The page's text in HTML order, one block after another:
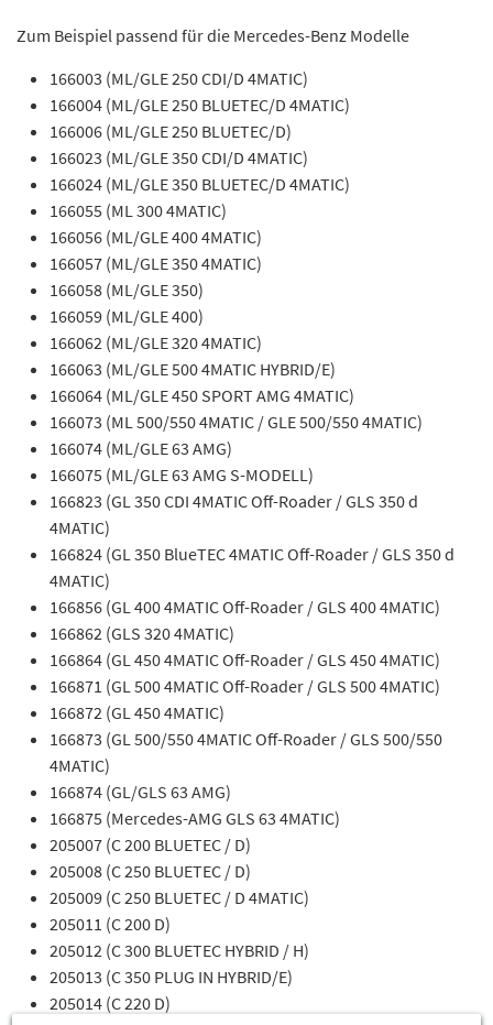
Zum Beispiel passend für die Mercedes-Benz Modelle
166003 (ML/GLE 250 CDI/D 4MATIC)
166004 (ML/GLE 250 BLUETEC/D 4MATIC)
166006 (ML/GLE 250 BLUETEC/D)
166023 (ML/GLE 350 CDI/D 4MATIC)
166024 (ML/GLE 350 BLUETEC/D 4MATIC)
166055 (ML 300 4MATIC)
166056 (ML/GLE 400 4MATIC)
166057 (ML/GLE 350 4MATIC)
166058 (ML/GLE 350)
166059 (ML/GLE 400)
166062 (ML/GLE 320 4MATIC)
166063 (ML/GLE 500 4MATIC HYBRID/E)
166064 (ML/GLE 450 SPORT AMG 4MATIC)
166073 (ML 500/550 4MATIC / GLE 500/550 4MATIC)
166074 (ML/GLE 63 AMG)
166075 (ML/GLE 63 AMG S-MODELL)
166823 (GL 350 CDI 4MATIC Off-Roader / GLS 350 d
4MATIC)
166824 (GL 350 BlueTEC 4MATIC Off-Roader / GLS 350 d
4MATIC)
166856 (GL 400 4MATIC Off-Roader / GLS 400 4MATIC)
166862 (GLS 320 4MATIC)
166864 (GL 450 4MATIC Off-Roader / GLS 450 4MATIC)
166871 (GL 500 4MATIC Off-Roader / GLS 500 4MATIC)
166872 (GL 450 4MATIC)
166873 (GL 500/550 4MATIC Off-Roader / GLS 500/550
4MATIC)
166874 (GL/GLS 63 AMG)
166875 (Mercedes-AMG GLS 63 4MATIC)
205007 (C 200 BLUETEC / D)
205008 (C 250 BLUETEC / D)
205009 (C 250 BLUETEC / D 4MATIC)
205011 (C 200 D)
205012 (C 300 BLUETEC HYBRID / H)
205013 (C 350 PLUG IN HYBRID/E)
205014 (C 220 D)